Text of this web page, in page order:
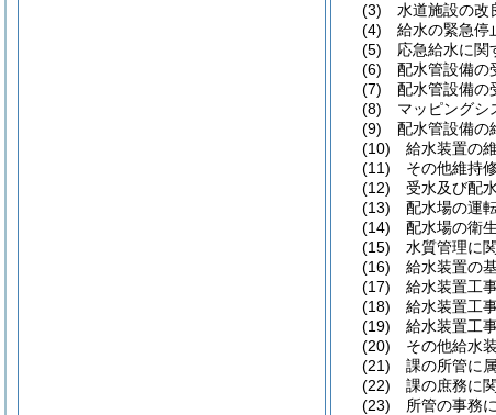
(3)
水道施設の改
(4)
給水の緊急停
(5)
応急給水に関
(6)
配水管設備の
(7)
配水管設備の
(8)
マッピングシ
(9)
配水管設備の
(10)
給水装置の
(11)
その他維持
(12)
受水及び配
(13)
配水場の運
(14)
配水場の衛
(15)
水質管理に
(16)
給水装置の
(17)
給水装置工
(18)
給水装置工
(19)
給水装置工
(20)
その他給水
(21)
課の所管に
(22)
課の庶務に
(23)
所管の事務